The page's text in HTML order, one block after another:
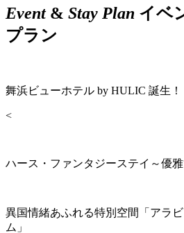
Event& Stay Plan イベ
プラン
舞浜ビューホテル by HULIC 誕生
<
ハース・ファンタジーステイ～優
異国情緒あふれる特別空間「アラ
ム」